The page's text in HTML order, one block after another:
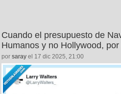
Cuando el presupuesto de
Humanos y no Hollywood, por
por saray el 17 dic 2025, 21:00